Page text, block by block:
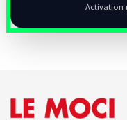
Activation